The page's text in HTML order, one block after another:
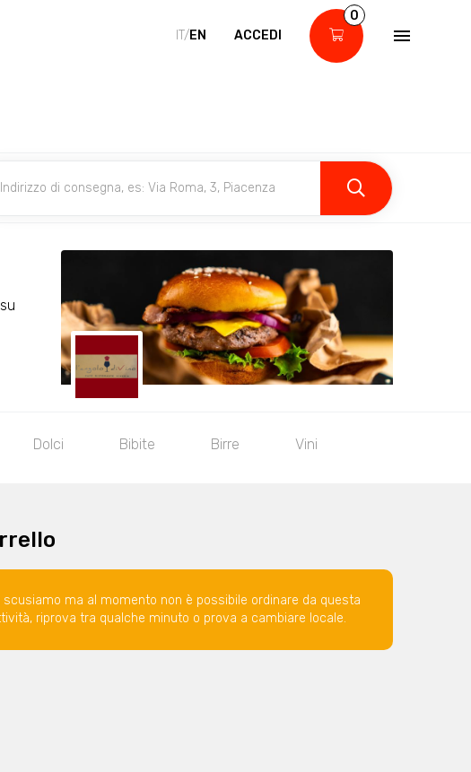
IT/EN ACCEDI
0
Dolci Bibite Birre Vini
scusiamo ma al momento non è possibile ordinare da questa
riprova tra qualche minuto o prova a cambiare locale.